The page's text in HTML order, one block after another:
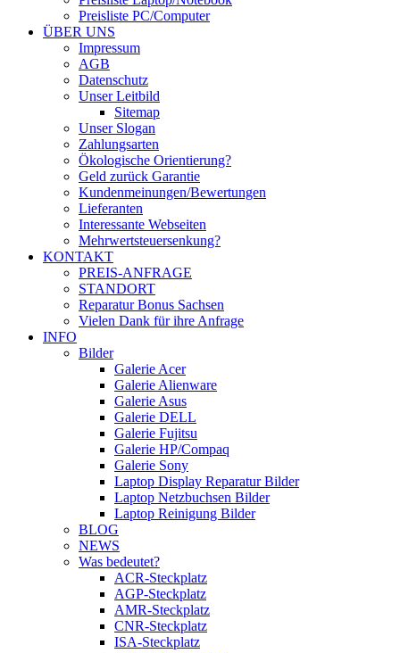
Preisliste PC/Computer
ÜBER UNS
Impressum
AGB
Datenschutz
Unser Leitbild
Sitemap
Unser Slogan
Zahlungsarten
Ökologische Orientierung?
Geld zurück Garantie
Kundenmeinungen/Bewertungen
Lieferanten
Interessante Webseiten
Mehrwertsteuersenkung?
KONTAKT
PREIS-ANFRAGE
STANDORT
Reparatur Bonus Sachsen
Vielen Dank für ihre Anfrage
INFO
Bilder
Galerie Acer
Galerie Alienware
Galerie Asus
Galerie DELL
Galerie Fujitsu
Galerie HP/Compaq
Galerie Sony
Laptop Display Reparatur Bilder
Laptop Netzbuchsen Bilder
Laptop Reinigung Bilder
BLOG
NEWS
Was bedeutet?
ACR-Steckplatz
AGP-Steckplatz
AMR-Steckplatz
CNR-Steckplatz
ISA-Steckplatz